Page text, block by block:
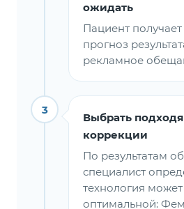
ожидать
Пациент
прогноз
рекламное
3
Выбрать
коррекции
По результатам
специалист
технология
оптимальной: